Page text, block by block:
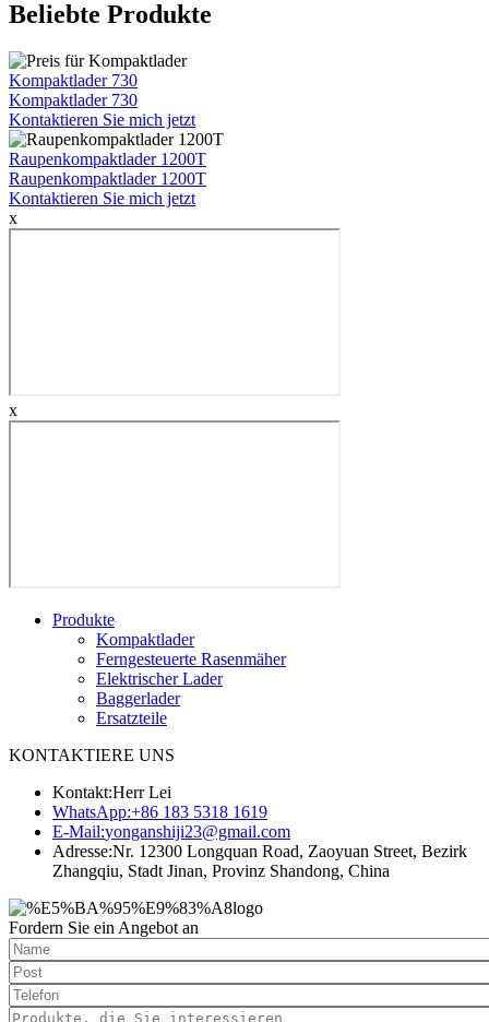
Beliebte Produkte
Kompaktlader 730
Kompaktlader 730
Kontaktieren Sie mich jetzt
Raupenkompaktlader 1200T
Raupenkompaktlader 1200T
Kontaktieren Sie mich jetzt
x
x
Produkte
Kompaktlader
Ferngesteuerte Rasenmäher
Elektrischer Lader
Baggerlader
Ersatzteile
KONTAKTIERE UNS
Kontakt:Herr Lei
WhatsApp:+86 183 5318 1619
E-Mail:yonganshiji23@gmail.com
Adresse:Nr. 12300 Longquan Road, Zaoyuan Street, Bezirk
Zhangqiu, Stadt Jinan, Provinz Shandong, China
Fordern Sie ein Angebot an